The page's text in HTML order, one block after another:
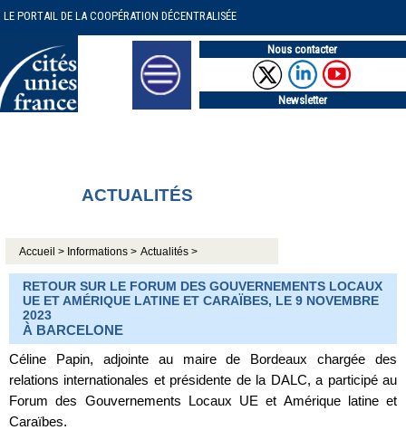
LE PORTAIL DE LA COOPÉRATION DÉCENTRALISÉE
Nous contacter
Newsletter
ACTUALITÉS
Accueil > Informations > Actualités >
RETOUR SUR LE FORUM DES GOUVERNEMENTS LOCAUX
UE ET AMÉRIQUE LATINE ET CARAÏBES, LE 9 NOVEMBRE
2023
À BARCELONE
Céline Papin, adjointe au maire de Bordeaux chargée des
relations internationales et présidente de la DALC, a participé au
Forum des Gouvernements Locaux UE et Amérique latine et
Caraïbes.